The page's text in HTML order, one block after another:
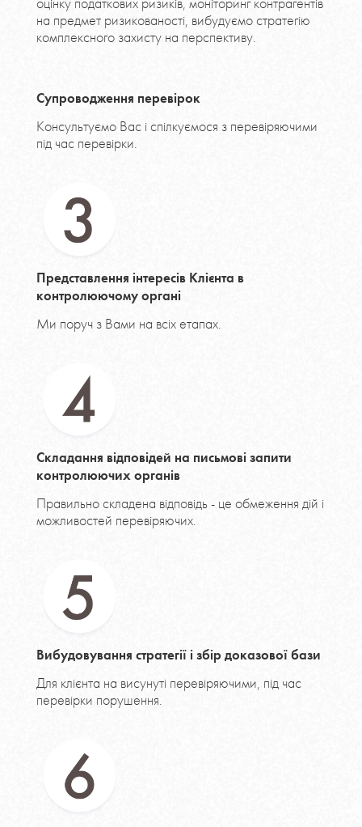
на предмет ризикованості, вибудуємо стратегію
комплексного захисту на перспективу.
Супроводження перевірок
Консультуємо Вас і спілкуємося з перевіряючими
під час перевірки.
Представлення інтересів Клієнта в
контролюючому органі
Ми поруч з Вами на всіх етапах.
Складання відповідей на письмові запити
контролюючих органів
Правильно складена відповідь - це обмеження дій і
можливостей перевіряючих.
Вибудовування стратегії і збір доказової бази
Для клієнта на висунуті перевіряючими, під час
перевірки порушення.